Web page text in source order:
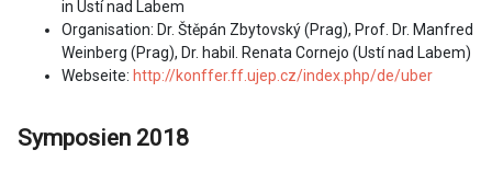
in Ústí nad Labem
Organisation: Dr. Štěpán Zbytovský (Prag), Prof. Dr. Manfred
Weinberg (Prag), Dr. habil. Renata Cornejo (Ustí nad Labem)
Webseite: http://konffer.ff.ujep.cz/index.php/de/uber
Symposien 2018